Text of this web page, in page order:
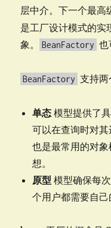
层中介。下一个最高
是工厂设计模式的实
象。
BeanFactory 也
BeanFactory 支持两
单态 模型提供了
可以在查询时对
也是最常用的对
想。
原型 模型确保每
个用户都需要自己